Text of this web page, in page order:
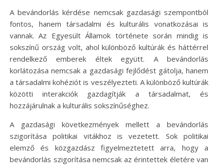
A bevándorlás kérdése nemcsak gazdasági szempontból
fontos, hanem társadalmi és kulturális vonatkozásai is
vannak. Az Egyesült Államok története során mindig is
sokszínű ország volt, ahol különböző kultúrák és háttérrel
rendelkező emberek éltek együtt. A bevándorlás
korlátozása nemcsak a gazdasági fejlődést gátolja, hanem
a társadalmi kohéziót is veszélyezteti. A különböző kultúrák
közötti interakciók gazdagítják a társadalmat, és
hozzájárulnak a kulturális sokszínűséghez.
A gazdasági következmények mellett a bevándorlás
szigorítása politikai vitákhoz is vezetett. Sok politikai
elemző és közgazdász figyelmeztetett arra, hogy a
bevándorlás szigorítása nemcsak az érintettek életére van